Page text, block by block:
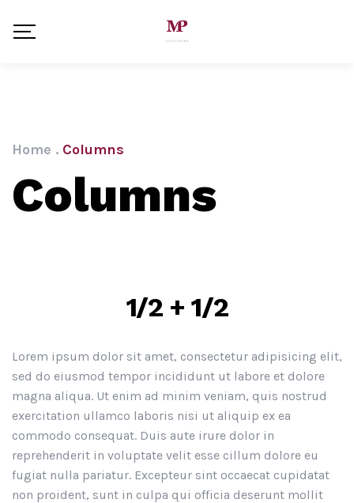
Columns
Home . Columns
1/2 + 1/2
Lorem ipsum dolor sit amet, consectetur adipisicing elit,
sed do eiusmod tempor incididunt ut labore et dolore
magna aliqua. Ut enim ad minim veniam, quis nostrud
exercitation ullamco laboris nisi ut aliquip ex ea
commodo consequat. Duis aute irure dolor in
reprehenderit in voluptate velit esse cillum dolore eu
fugiat nulla pariatur. Excepteur sint occaecat cupidatat
non proident, sunt in culpa qui officia deserunt mollit